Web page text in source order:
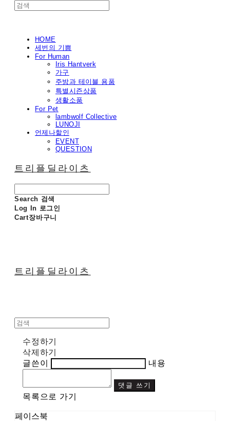
HOME
세번의 기쁨
For Human
Iris Hantverk
가구
주방과 테이블 용품
특별시즌상품
생활소품
For Pet
lambwolf Collective
LUNOJI
언제나할인
EVENT
QUESTION
트리플딜라이츠
Search 검색
Log In 로그인
Cart장바구니
트리플딜라이츠
수정하기
삭제하기
글쓴이
내용
댓글 쓰기
목록으로 가기
페이스북